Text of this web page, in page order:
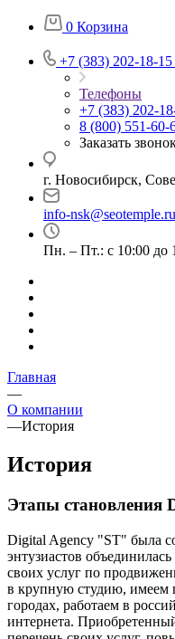
0 Корзина
+7 (383) 202-18-15
Телефоны
+7 (383) 202-
8 (800) 551-60-
Заказать
г. Новосибирск,
info-nsk@seotemple.ru
Пн. – Пт.: с 10:00 до
Главная
—
О компании
—История
История
Этапы становления
Digital Agency "ST" была
энтузиастов
своих услуг по
в крупную студию, имеем
городах, работаем в
интернета.